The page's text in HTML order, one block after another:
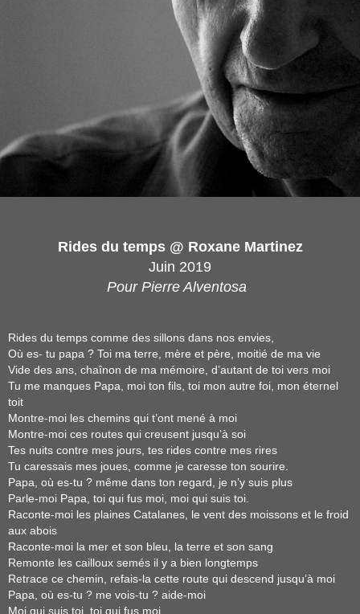
Rides du temps @ Roxane Martinez
Juin 2019
Pour Pierre Alventosa
Rides du temps comme des sillons dans nos envies,
Où es- tu papa ? Toi ma terre, mère et père, moitié de ma vie
Vide des ans, chaînon de ma mémoire, d’autant de toi vers moi
Tu me manques Papa, moi ton fils, toi mon autre foi, mon éternel
toit
Montre-moi les chemins qui t’ont mené à moi
Montre-moi ces routes qui creusent jusqu’à soi
Tes nuits contre mes jours, tes rides contre mes rires
Tu caressais mes joues, comme je caresse ton sourire.
Papa, où es-tu ? même dans ton regard, je n’y suis plus
Parle-moi Papa, toi qui fus moi, moi qui suis toi.
Raconte-moi les plaines Catalanes, le vent des moissons et le froid
aux abois
Raconte-moi la mer et son bleu, la terre et son sang
Remonte les cailloux semés il y a bien longtemps
Retrace ce chemin, refais-la cette route qui descend jusqu’à moi
Papa, où es-tu ? me vois-tu ? aide-moi
Moi qui suis toi, toi qui fus moi